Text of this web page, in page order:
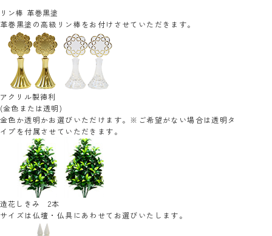
リン棒 革巻黒塗
革巻黒塗の高級リン棒をお付けさせていただきます。
アクリル製徳利
(金色または透明)
金色か透明かお選びいただけます。※ご希望がない場合は透明タ
イプを付属させていただきます。
造花しきみ 2本
サイズは仏壇・仏具にあわせてお選びいたします。